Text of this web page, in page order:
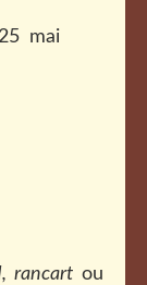
mai
rancart ou